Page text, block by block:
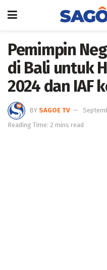
Pemimpin
di Bali untuk
2024 dan IAF
BY SAGOE TV
Reading Time: 2 mins read